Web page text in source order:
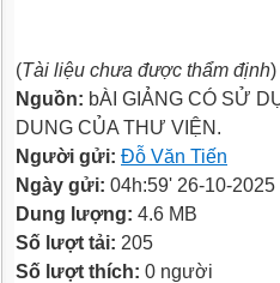
(Tài liệu chưa được thẩm định)
Nguồn: bÀI GIẢNG CÓ SỬ
DUNG CỦA THƯ VIỆN.
Người gửi: Đỗ Văn Tiến
Ngày gửi: 04h:59' 26-10-2025
Dung lượng: 4.6 MB
Số lượt tải: 205
Số lượt thích: 0 người